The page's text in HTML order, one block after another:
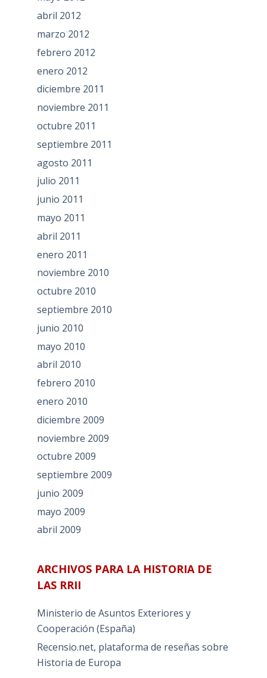
abril 2012
marzo 2012
febrero 2012
enero 2012
diciembre 2011
noviembre 2011
octubre 2011
septiembre 2011
agosto 2011
julio 2011
junio 2011
mayo 2011
abril 2011
enero 2011
noviembre 2010
octubre 2010
septiembre 2010
junio 2010
mayo 2010
abril 2010
febrero 2010
enero 2010
diciembre 2009
noviembre 2009
octubre 2009
septiembre 2009
junio 2009
mayo 2009
abril 2009
ARCHIVOS PARA LA HISTORIA DE
LAS RRII
Ministerio de Asuntos Exteriores y
Cooperación (España)
Recensio.net, plataforma de reseñas sobre
Historia de Europa